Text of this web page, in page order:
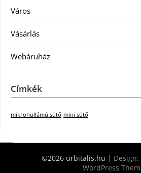
Város
Vásárlás
Webáruház
Címkék
mikrohullámú sütő mini sütő
©2026 urbitalis.hu | Design:
WordPress